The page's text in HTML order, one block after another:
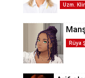
Uzm.
Rüya